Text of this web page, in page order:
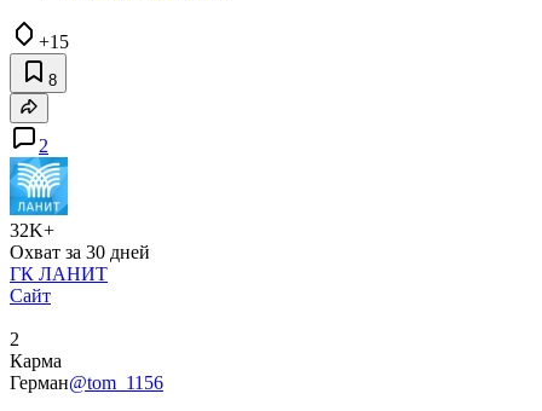
+15
8
2
32K+
Охват за 30 дней
ГК ЛАНИТ
Сайт
2
Карма
Герман@tom_1156